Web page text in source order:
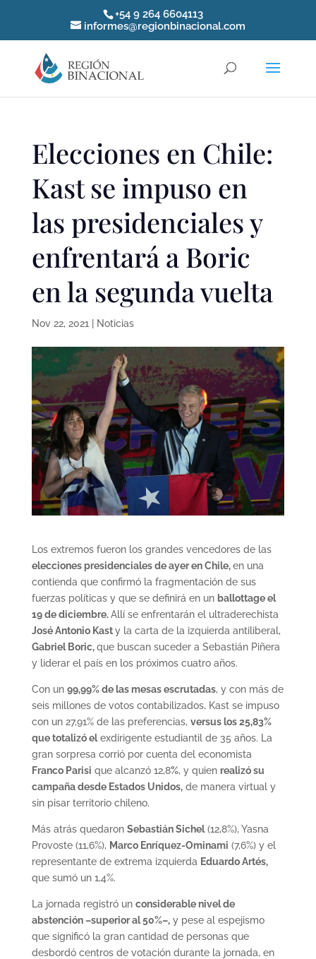
+54 9 264 6604113
informes@regionbinacional.com
Elecciones en Chile:
Kast se impuso en
las presidenciales y
enfrentará a Boric
en la segunda vuelta
Nov 22, 2021 Noticias
Los extremos fueron los grandes vencedores de las
elecciones presidenciales de ayer en Chile,en una
contienda que confirmó la fragmentación de sus
fuerzas políticas y que se definirá en un ballottage el
19 de diciembre.Allí se enfrentarán el ultraderechista
José Antonio Kasty la carta de la izquierda antiliberal,
Gabriel Boric,que buscan suceder a Sebastián Piñera
y liderar el país en los próximos cuatro años.
Con un 99,99% de las mesas escrutadas, y con más de
seis millones de votos contabilizados, Kast se impuso
con un 27,91% de las preferencias, versus los 25,83%
que totalizó elexdirigente estudiantil de 35 años. La
gran sorpresa corrió por cuenta del economista
Franco Parisi que alcanzó 12,8%, y quien realizó su
campaña desde Estados Unidos,de manera virtual y
sin pisar territorio chileno.
Más atrás quedaron Sebastián Sichel(12,8%), Yasna
Provoste (11,6%), Marco Enríquez-Ominami (7,6%) y el
representante de extrema izquierda Eduardo Artés,
que sumó un 1,4%.
La jornada registró un considerable nivel de
abstención –superior al 50%–,y pese al espejismo
que significó la gran cantidad de personas que
desbordó centros de votación durante la jornada, en